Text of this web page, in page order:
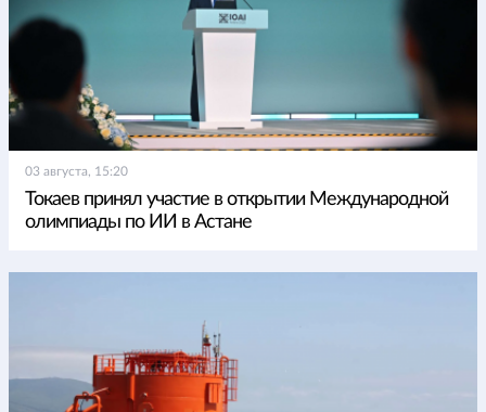
03 августа, 15:20
Токаев принял участие в открытии Международной
олимпиады по ИИ в Астане